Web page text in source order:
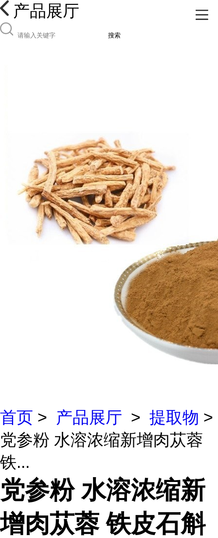
产品展厅
搜索
首页 > 产品展厅 > 提取物 >
党参粉 水溶浓缩新增肉苁蓉
铁...
党参粉 水溶浓缩新
增肉苁蓉 铁皮石斛